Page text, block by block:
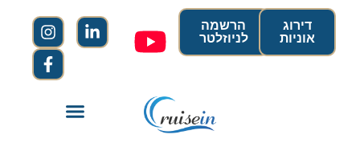
הרשמה
לניוזלטר
דירוג
אוניות